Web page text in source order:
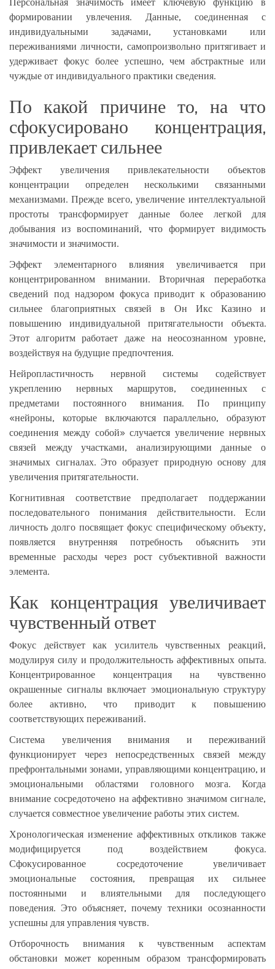
формировании увлечения. Данные, соединенная с
индивидуальными задачами, установками или
переживаниями личности, самопроизвольно притягивает и
удерживает фокус более успешно, чем абстрактные или
чуждые от индивидуального практики сведения.
По какой причине то, на что
сфокусировано концентрация,
привлекает сильнее
Эффект увеличения привлекательности объектов
концентрации определен несколькими связанными
механизмами. Прежде всего, увеличение интеллектуальной
простоты трансформирует данные более легкой для
добывания из воспоминаний, что формирует видимость
значимости и значимости.
Эффект элементарного влияния увеличивается при
концентрированном внимании. Вторичная переработка
сведений под надзором фокуса приводит к образованию
сильнее благоприятных связей в Он Икс Казино и
повышению индивидуальной притягательности объекта.
Этот алгоритм работает даже на неосознанном уровне,
воздействуя на будущие предпочтения.
Нейропластичность нервной системы содействует
укреплению нервных маршрутов, соединенных с
предметами постоянного внимания. По принципу
«нейроны, которые включаются параллельно, образуют
соединения между собой» случается увеличение нервных
связей между участками, анализирующими данные о
значимых сигналах. Это образует природную основу для
увеличения притягательности.
Когнитивная соответствие предполагает поддержании
последовательного понимания действительности. Если
личность долго посвящает фокус специфическому объекту,
появляется внутренняя потребность объяснить эти
временные расходы через рост субъективной важности
элемента.
Как концентрация увеличивает
чувственный ответ
Фокус действует как усилитель чувственных реакций,
модулируя силу и продолжительность аффективных опыта.
Концентрированное концентрация на чувственно
окрашенные сигналы включает эмоциональную структуру
более активно, что приводит к повышению
соответствующих переживаний.
Система увеличения внимания и переживаний
функционирует через непосредственных связей между
префронтальными зонами, управляющими концентрацию, и
эмоциональными областями головного мозга. Когда
внимание сосредоточено на аффективно значимом сигнале,
случается совместное увеличение работы этих систем.
Хронологическая изменение аффективных откликов также
модифицируется под воздействием фокуса.
Сфокусированное сосредоточение увеличивает
эмоциональные состояния, превращая их сильнее
постоянными и влиятельными для последующего
поведения. Это объясняет, почему техники осознанности
успешны для управления чувств.
Отборочность внимания к чувственным аспектам
обстановки может коренным образом трансформировать